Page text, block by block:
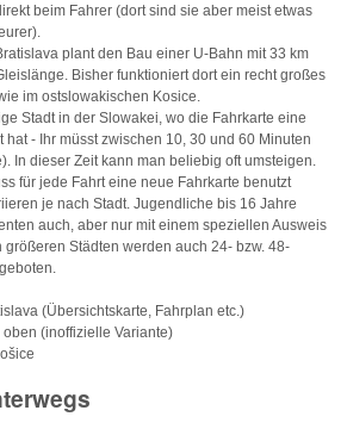
beim Fahrer (dort sind sie aber meist etwas
plant den Bau einer U-Bahn mit 33 km
Bisher funktioniert dort ein recht großes
im ostslowakischen Kosice.
Stadt in der Slowakei, wo die Fahrkarte eine
- Ihr müsst zwischen 10, 30 und 60 Minuten
In dieser Zeit kann man beliebig oft umsteigen.
für jede Fahrt eine neue Fahrkarte benutzt
je nach Stadt. Jugendliche bis 16 Jahre
auch, aber nur mit einem speziellen Ausweis
größeren Städten werden auch 24- bzw. 48-
(Übersichtskarte, Fahrplan etc.)
(inoffizielle Variante)